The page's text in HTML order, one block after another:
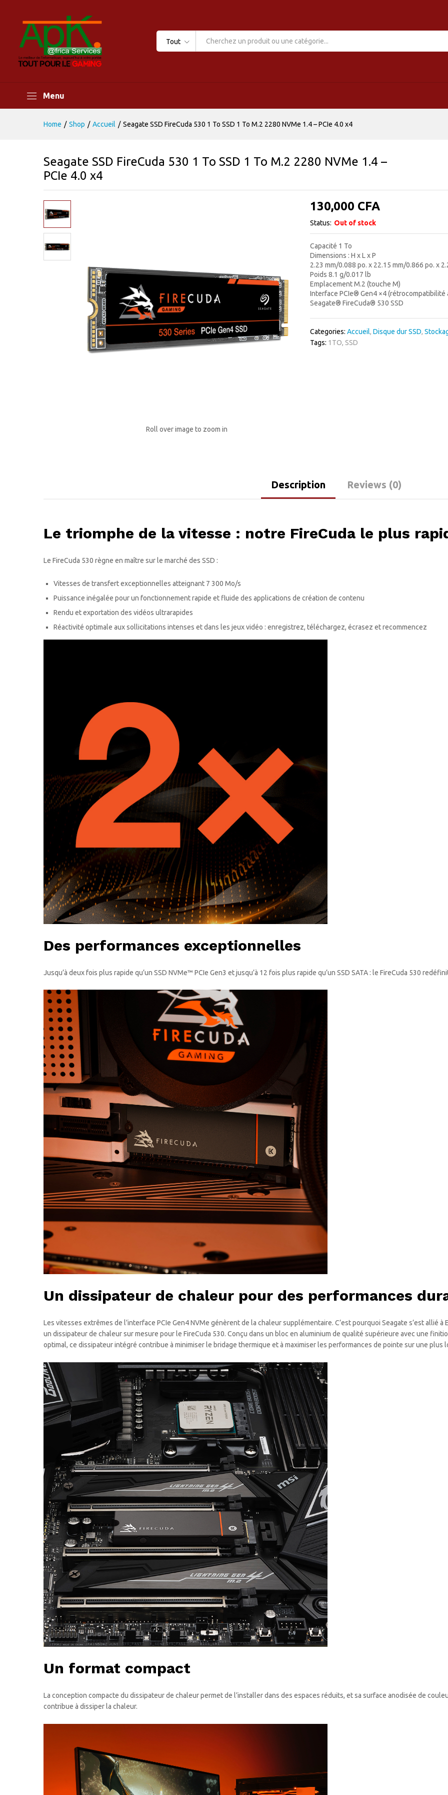
Tout
Menu
Home / Shop / Accueil / Seagate SSD FireCuda 530 1 To SSD 1 To M.2 2280 NVMe 1.4 – PCIe 4.0 x4
Seagate SSD FireCuda 530 1 To SSD 1 To M.2 2280 NVMe 1.4 –
PCIe 4.0 x4
Roll over image to zoom in
130,000 CFA
Status: Out of stock
Capacité 1 To
Dimensions : H x L x P
2.23 mm/0.088 po. x 22.15 mm/0.866 po. x
Poids 8.1 g/0.017 lb
Emplacement M.2 (touche M)
Interface PCIe® Gen4 ×4 (rétrocompatibilité
Seagate® FireCuda® 530 SSD
Categories:Accueil,Disque dur SSD,
Tags: 1TO, SSD
Description Reviews (0)
Le triomphe de la vitesse : notre FireCuda le plus
Le FireCuda 530 règne en maître sur le marché des SSD :
Vitesses de transfert exceptionnelles atteignant 7 300 Mo/s
Puissance inégalée pour un fonctionnement rapide et fluide des applications de création de contenu
Rendu et exportation des vidéos ultrarapides
Réactivité optimale aux sollicitations intenses et dans les jeux vidéo : enregistrez, téléchargez, écrasez et recommencez
Des performances exceptionnelles
Jusqu’à deux fois plus rapide qu’un SSD NVMe™ PCIe Gen3 et jusqu’à 12 fois plus rapide qu’un SSD SATA : le FireCuda 530
Un dissipateur de chaleur pour des performances
Les vitesses extrêmes de l’interface PCIe Gen4 NVMe génèrent de la chaleur supplémentaire. C’est pourquoi Seagate s’est allié
un dissipateur de chaleur sur mesure pour le FireCuda 530. Conçu dans un bloc en aluminium de qualité supérieure avec une
optimal, ce dissipateur intégré contribue à minimiser le bridage thermique et à maximiser les performances de pointe sur une plus
Un format compact
La conception compacte du dissipateur de chaleur permet de l’installer dans des espaces réduits, et sa surface anodisée de
contribue à dissiper la chaleur.